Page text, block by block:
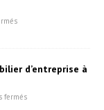
d’entreprise à
fermés